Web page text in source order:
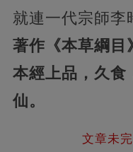
就連一代宗師李
著作《本草綱目
本經上品，久食
仙。
文章未